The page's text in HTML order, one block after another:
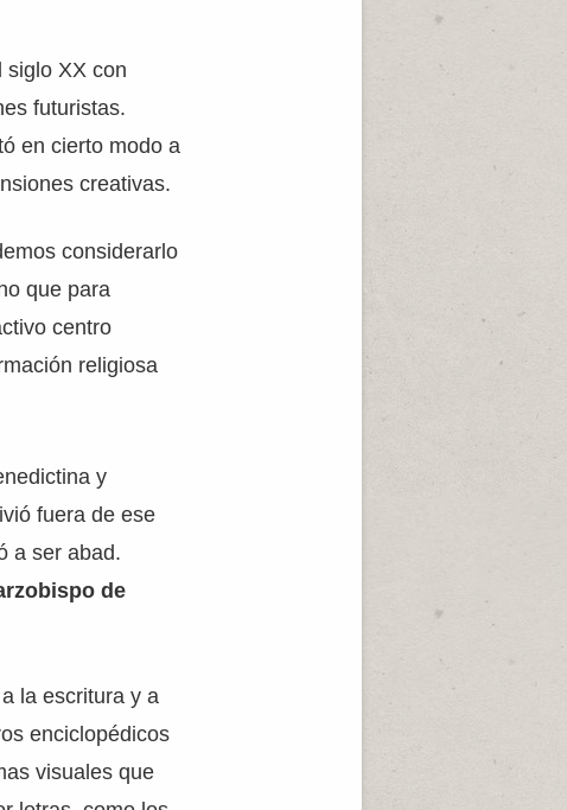
siglo XX con
futuristas.
en cierto modo a
creativas.
considerarlo
que para
centro
religiosa
y
fuera de ese
a ser abad.
de
la escritura y a
enciclopédicos
visuales que